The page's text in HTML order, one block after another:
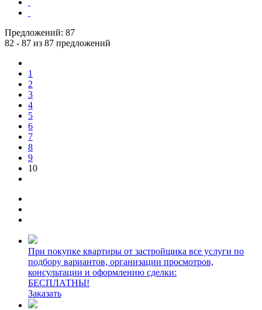
Предложений: 87
82 - 87 из 87 предложений
1
2
3
4
5
6
7
8
9
10
При покупке квартиры от застройщика все услуги по
подбору вариантов, организации просмотров,
консультации и оформлению сделки:
БЕСПЛАТНЫ!
Заказать